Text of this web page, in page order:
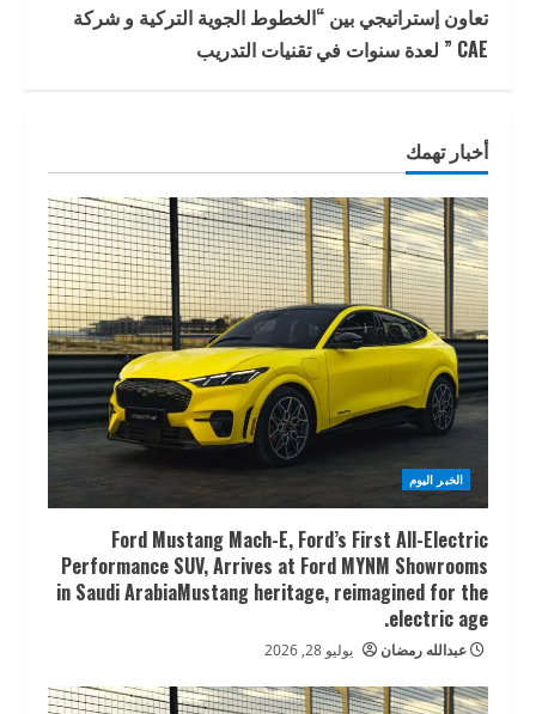
تعاون إستراتيجي بين “الخطوط الجوية التركية و شركة
CAE ” لعدة سنوات في تقنيات التدريب
أخبار تهمك
الخبر اليوم
Ford Mustang Mach-E, Ford’s First All-Electric
Performance SUV, Arrives at Ford MYNM Showrooms
in Saudi ArabiaMustang heritage, reimagined for the
electric age.
عبدالله رمضان يوليو 28, 2026